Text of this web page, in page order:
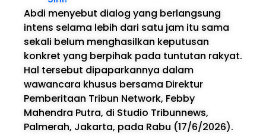
Abdi menyebut dialog yang berlangsung
intens selama lebih dari satu jam itu sama
sekali belum menghasilkan keputusan
konkret yang berpihak pada tuntutan rakyat.
Hal tersebut dipaparkannya dalam
wawancara khusus bersama Direktur
Pemberitaan Tribun Network, Febby
Mahendra Putra, di Studio Tribunnews,
Palmerah, Jakarta, pada Rabu (17/6/2026).